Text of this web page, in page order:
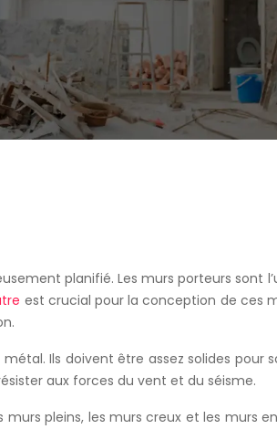
planifié. Les murs porteurs sont
est crucial pour la conception de ces
Ils doivent être assez solides
aux forces du vent et du séisme.
pleins, les murs creux et les murs